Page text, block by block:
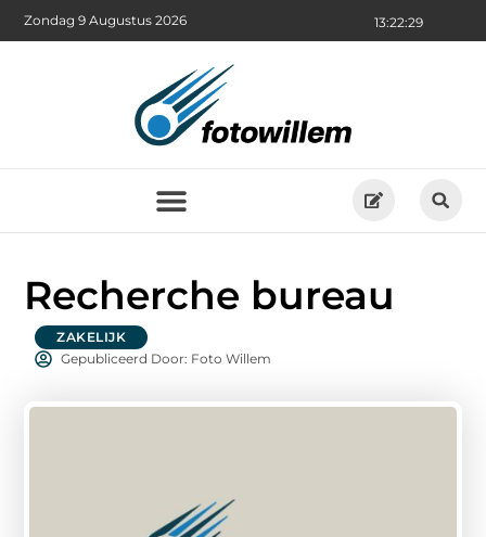
13:22:30
Zondag 9 Augustus 2026
Recherche bureau
ZAKELIJK
Gepubliceerd Door: Foto Willem